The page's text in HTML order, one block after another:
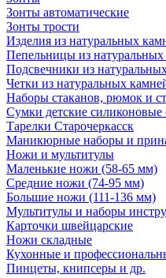
Зонты автоматические
Зонты трости
Изделия из натуральных
Пепельницы из натуральных
Подсвечники из
Четки из натуральных
Наборы стаканов, рюмок и
Сумки детские
Тарелки Старочеркасск
Маникюрные наборы и
Ножи и мультитулы
Маленькие ножи (58-65 мм)
Средние ножи (74-95 мм)
Большие ножи (111-136 мм)
Мультитулы и наборы
Карточки швейцарские
Ножи складные
Кухонные и
Пинцеты, книпсеры и др.